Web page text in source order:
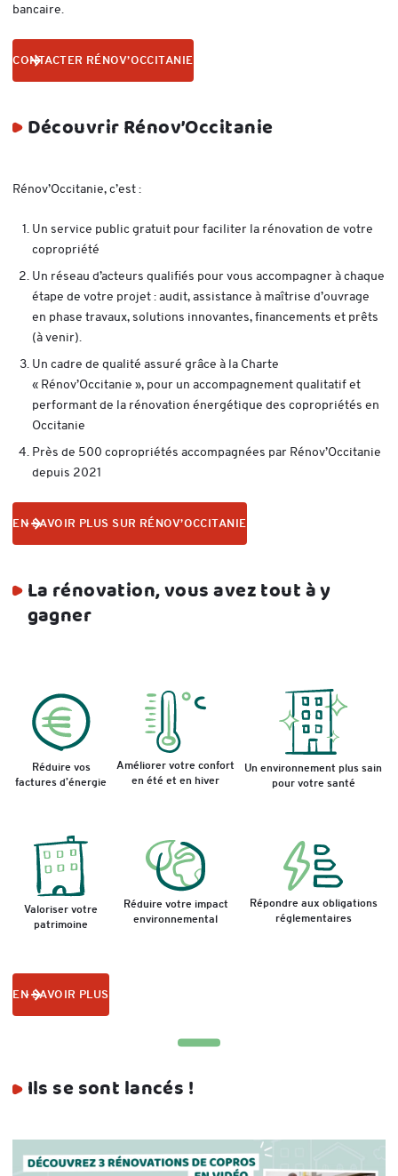
bancaire.
CONTACTER RÉNOV’OCCITANIE
Découvrir Rénov’Occitanie
Rénov’Occitanie, c’est :
Un service public gratuit pour faciliter la rénovation de votre
copropriété
Un réseau d’acteurs qualifiés pour vous accompagner à chaque
étape de votre projet : audit, assistance à maîtrise d’ouvrage
en phase travaux, solutions innovantes, financements et prêts
(à venir).
Un cadre de qualité assuré grâce à la Charte
« Rénov’Occitanie », pour un accompagnement qualitatif et
performant de la rénovation énergétique des copropriétés en
Occitanie
Près de 500 copropriétés accompagnées par Rénov’Occitanie
depuis 2021
EN SAVOIR PLUS SUR RÉNOV’OCCITANIE
La rénovation, vous avez tout à y
gagner
Réduire vos
factures d’énergie
Améliorer votre confort
en été et en hiver
Un environnement plus sain
pour votre santé
Valoriser votre
patrimoine
Réduire votre impact
environnemental
Répondre aux obligations
réglementaires
EN SAVOIR PLUS
Ils se sont lancés !